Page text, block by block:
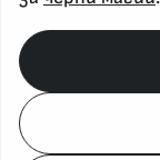
Напиши
Абонирай се